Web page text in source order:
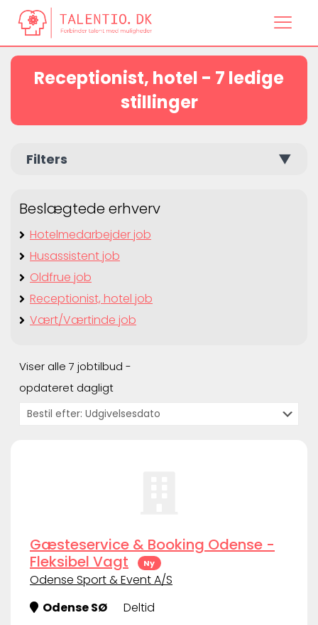
Receptionist, hotel - 7 ledige
stillinger
Filters ▼
Beslægtede erhverv
Hotelmedarbejder job
Husassistent job
Oldfrue job
Receptionist, hotel job
Vært/Værtinde job
Viser alle 7 jobtilbud -
opdateret dagligt
Gæsteservice & Booking Odense -
Fleksibel Vagt
Ny
Odense Sport & Event A/S
Odense SØ
Deltid